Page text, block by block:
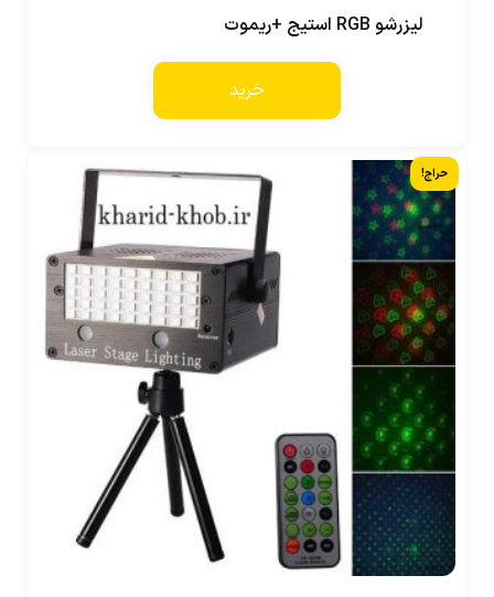
لیزرشو RGB استیج +ریموت
خرید
حراج!